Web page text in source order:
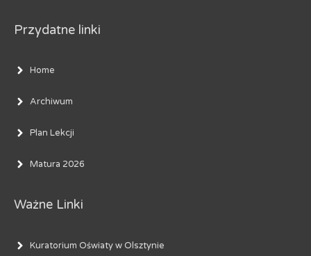
Przydatne linki
Home
Archiwum
Plan Lekcji
Matura 2026
Ważne Linki
Kuratorium Oświaty w Olsztynie